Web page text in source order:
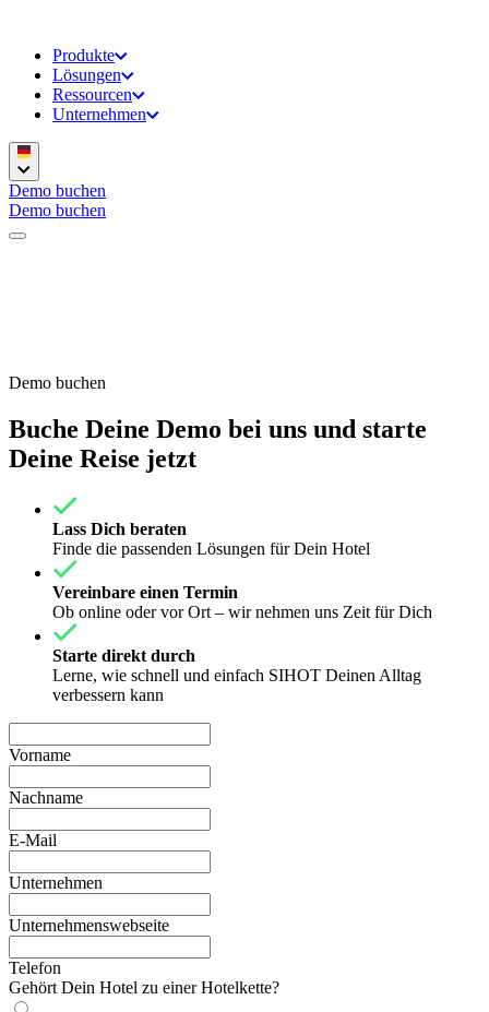
Produkte
Lösungen
Ressourcen
Unternehmen
Demo buchen
Demo buchen
Demo buchen
Buche Deine Demo bei uns und starte
Deine Reise jetzt
Lass Dich beraten
Finde die passenden Lösungen für Dein Hotel
Vereinbare einen Termin
Ob online oder vor Ort – wir nehmen uns Zeit für Dich
Starte direkt durch
Lerne, wie schnell und einfach SIHOT Deinen Alltag
verbessern kann
Vorname
Nachname
E-Mail
Unternehmen
Unternehmenswebseite
Telefon
Gehört Dein Hotel zu einer Hotelkette?